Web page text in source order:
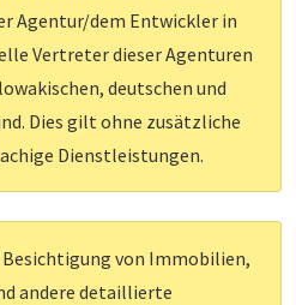
Agentur/dem Entwickler in
Vertreter dieser Agenturen
deutschen und
Dies gilt ohne zusätzliche
Dienstleistungen.
Besichtigung von Immobilien,
andere detaillierte